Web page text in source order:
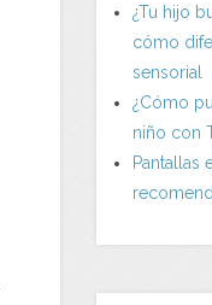
¿Tu hijo
cómo
sensorial
¿Cómo
niño con
Pantallas